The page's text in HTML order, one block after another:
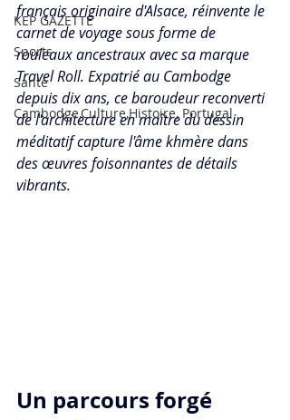
KEP GAZETTE
Sports
Santé
Cambodge,Culture,Histoire, Portugal
français originaire d'Alsace, réinvente le
carnet de voyage sous forme de
rouleaux ancestraux avec sa marque
Travel Roll. Expatrié au Cambodge
depuis dix ans, ce baroudeur reconverti
de l'architecture en maître du dessin
méditatif capture l'âme khmère dans
des œuvres foisonnantes de détails
vibrants.​​
Un parcours forgé